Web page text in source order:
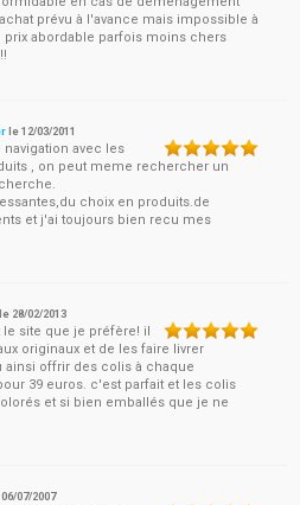
prévu à l'avance mais impossible à
abordable parfois moins chers
le12/03/2011
avec les
, on peut meme rechercher un
choix en produits.de
et j'ai toujours bien recu mes
le 28/02/2013
site que je préfère! il
originaux et de les faire livrer
offrir des colis à chaque
39 euros. c'est parfait et les colis
et si bien emballés que je ne
06/07/2007